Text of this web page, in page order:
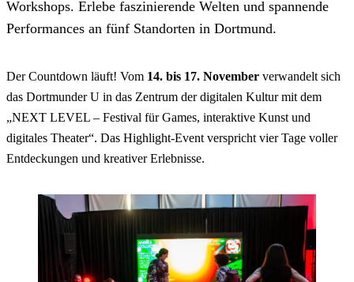
Workshops. Erlebe faszinierende Welten und spannende
Performances an fünf Standorten in Dortmund.
Der Countdown läuft! Vom 14. bis 17. November verwandelt sich
das Dortmunder U in das Zentrum der digitalen Kultur mit dem
„NEXT LEVEL – Festival für Games, interaktive Kunst und
digitales Theater“. Das Highlight-Event verspricht vier Tage voller
Entdeckungen und kreativer Erlebnisse.